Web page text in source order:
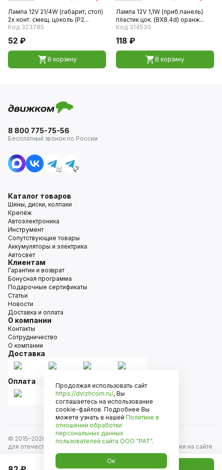
Лампа 12V 21/4W (габарит, стоп)
2х конт. смещ. цоколь (P2...
Код 323785
52 ₽
В корзину
Лампа 12V 1,1W (приб.панель)
пластик цок. (BX8.4d) оранж...
Код 314530
118 ₽
В корзину
8 800 775-75-56
Бесплатный звонок по России
Каталог товаров
Шины, диски, колпаки
Крепёж
Автоэлектроника
Инструмент
Сопутствующие товары
Аккумуляторы и электрика
Автосвет
Клиентам
Гарантии и возврат
Бонусная программа
Подарочные сертификаты
Статьи
Новости
Доставка и оплата
О компании
Контакты
Сотрудничество
О компании
Доставка
Оплата
© 2015–2026
Движком — сеть магазинов автозапчастей
для отечественных автомобилей и иномарок. Информация на сайте
носит исключительно информационный характер и не является
публичной офертой, определяемой положениями
Продолжая использовать сайт
https://dvizhcom.ru/, Вы
соглашаетесь на использование
cookie-файлов. Подробнее Вы
можете узнать в нашей Политике в
отношении обработки
персональных данных
пользователей сайта ООО "РАТ".
Ок